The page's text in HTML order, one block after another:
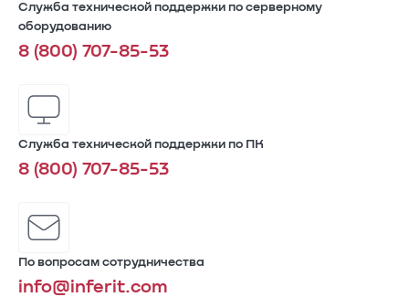
Новости
Документы
Служба технической поддержки по серверному
оборудованию
8 (800) 707-85-53
Служба технической поддержки по ПК
8 (800) 707-85-53
По вопросам сотрудничества
info@inferit.com